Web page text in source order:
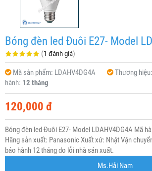
Bóng đèn led Đuôi E27- Model
(1 đánh giá)
Mã sản phẩm: LDAHV4DG4A Thương hiệu:
hành: 12 tháng
120,000 đ
Bóng đèn led Đuôi E27- Model LDAHV4DG4A Mã
Hãng sản xuất: Panasonic Xuất xứ: Nhật Vận
bảo hành 12 tháng do lỗi nhà sản xuất.
Ms.Hải Nam